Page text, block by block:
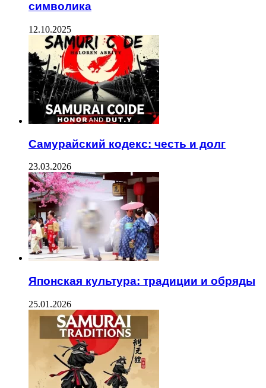
символика
12.10.2025
Самурайский кодекс: честь и долг
23.03.2026
Японская культура: традиции и обряды
25.01.2026